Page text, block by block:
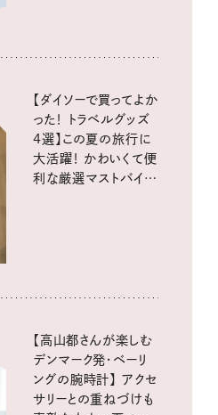
【ダイソーで買ってよか
った！ トラベルグッズ
4選】この夏の旅行に
大活躍！ かわいくて便
利な厳選マストバイア
【高山都さんが楽しむ
デンマーク発・ベーリ
ングの腕時計】 アクセ
サリーとの重ねづけも